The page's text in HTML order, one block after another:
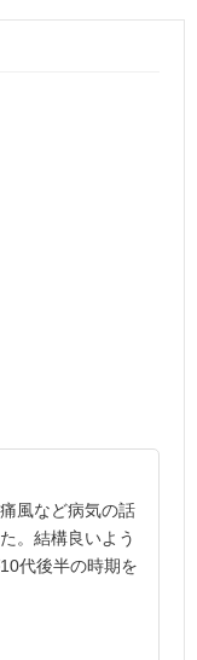
風など病気の話
。結構良いよう
代後半の時期を